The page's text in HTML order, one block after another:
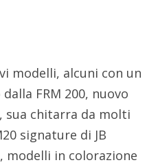
modelli, alcuni con un
FRM 200, nuovo
sua chitarra da molti
signature di JB
modelli in colorazione